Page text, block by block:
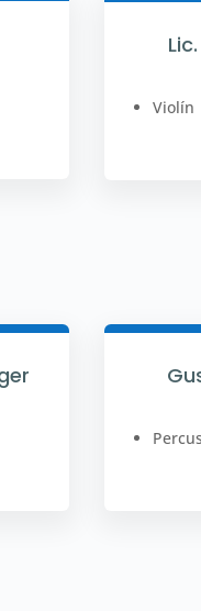
Violín